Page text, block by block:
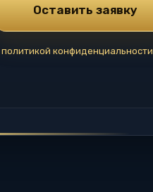
политикой конфиденциальности